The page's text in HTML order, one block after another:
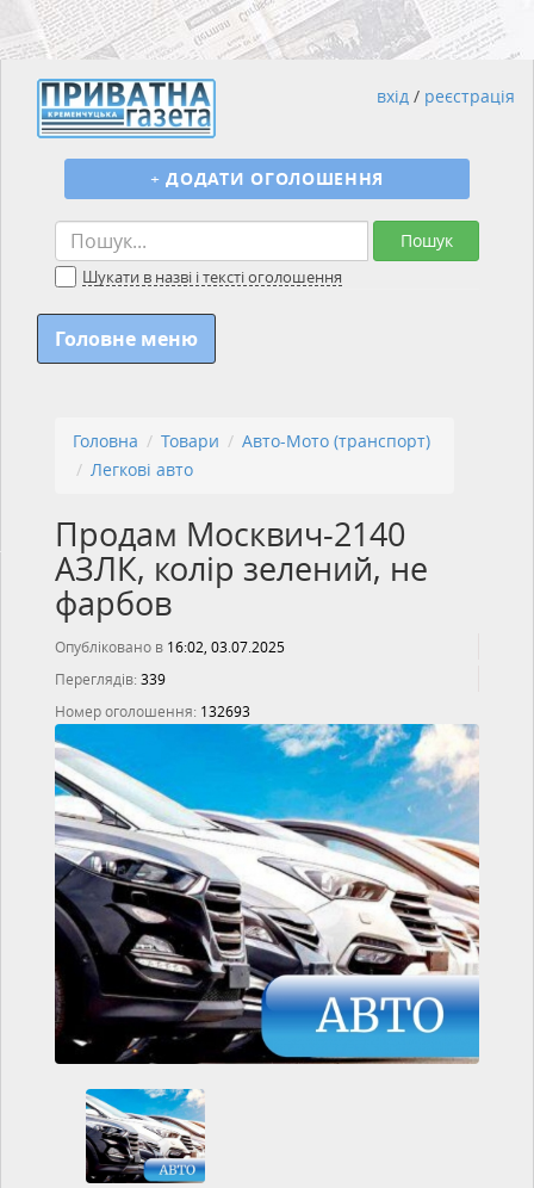
Пошук
Шукати в назві і тексті оголошення
+ ДОДАТИ ОГОЛОШЕННЯ
вхід / реєстрація
Головне меню
Головна Товари
Авто-Мото (транспорт)
Легкові авто
Продам Москвич-2140
АЗЛК, колір зелений, не
фарбов
Опубліковано в 16:02, 03.07.2025
Переглядів: 339
Номер оголошення: 132693